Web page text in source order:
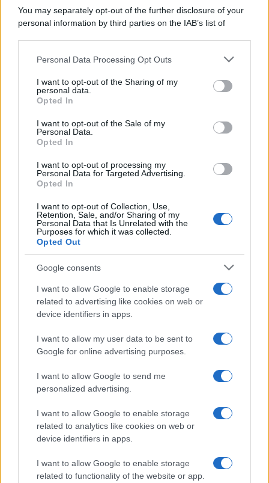
You may separately opt-out of the further disclosure of your
personal information by third parties on the IAB’s list of
This information may also be disclosed by us to third parties
disclose it to other third parties.
Please note that this website/app uses one or more Google
services and may gather and store information including but
not limited to your visit or usage behaviour. You may click to
grant or deny consent to Google and its third-party tags to
consent section.
Personal Data Processing Opt Outs
I want to opt-out of the Sharing of my
personal data.
Opted In
I want to opt-out of the Sale of my
Personal Data.
Opted In
I want to opt-out of processing my
Personal Data for Targeted Advertising.
Opted In
I want to opt-out of Collection, Use,
Retention, Sale, and/or Sharing of my
Personal Data that Is Unrelated with the
Purposes for which it was collected.
Opted Out
Google consents
I want to allow Google to enable storage
related to advertising like cookies on web or
device identifiers in apps.
I want to allow my user data to be sent to
Google for online advertising purposes.
I want to allow Google to send me
personalized advertising.
I want to allow Google to enable storage
related to analytics like cookies on web or
device identifiers in apps.
I want to allow Google to enable storage
related to functionality of the website or app.